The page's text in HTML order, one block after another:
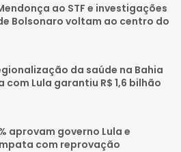
b
g
a
ao STF e investigações
Bolsonaro voltam ao centro do
da saúde na Bahia
Lula garantiu R$ 1,6 bilhão
aprovam governo Lula e
com reprovação